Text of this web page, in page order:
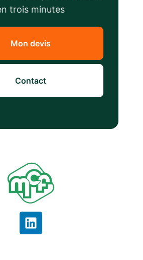
trois minutes
Mon devis
Contact